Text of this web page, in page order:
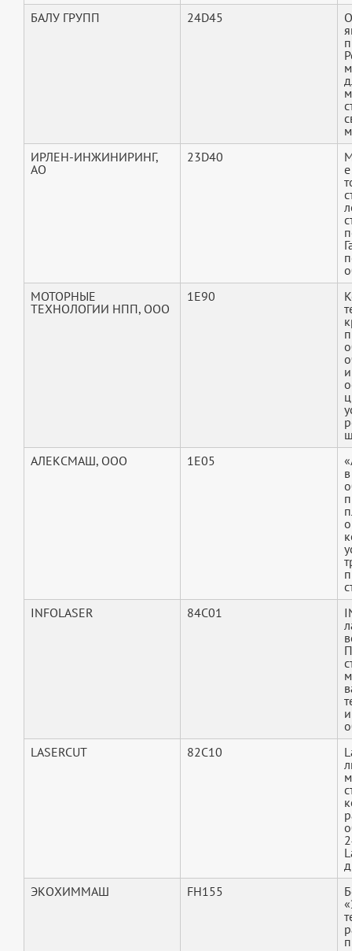
БАЛУ ГРУПП
24D45
ИРЛЕН-ИНЖИНИРИНГ,
АО
23D40
МОТОРНЫЕ
ТЕХНОЛОГИИ НПП, ООО
1E90
АЛЕКСМАШ, ООО
1E05
INFOLASER
84C01
LASERCUT
82C10
ЭКОХИММАШ
FH155